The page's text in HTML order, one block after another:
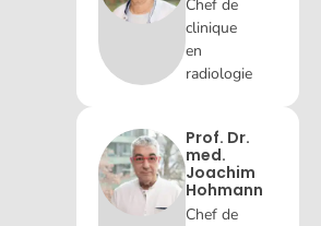
Chef de
clinique
en
radiologie
Prof. Dr.
med.
Joachim
Hohmann
Chef de